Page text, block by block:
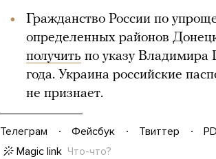
Гражданство России по
определенных районов
получить по указу Владимира
года. Украина российские
не признает.
Телеграм Фейсбук Твиттер
Magic link Что-что?